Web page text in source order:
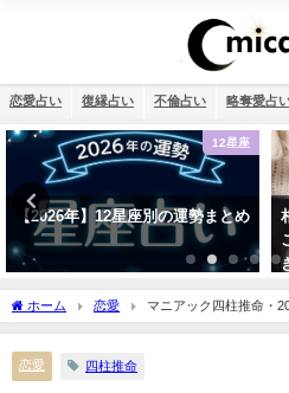
恋愛占い 復縁占い 不倫占い 略奪愛占
12星座
【2026年】12星座別の運勢まとめ
ホーム 恋愛
マニアック四柱推命・
い時期を占う
恋愛 四柱推命